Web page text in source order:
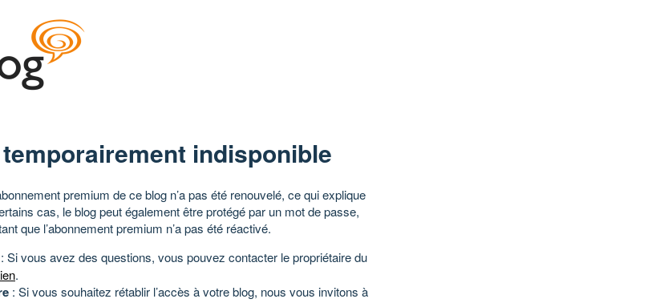
indisponible
premium de ce blog n’a pas été renouvelé, ce qui explique
cas, le blog peut également être protégé par un mot de passe,
que l’abonnement premium n’a pas été réactivé.
: Si vous avez des questions, vous pouvez contacter le propriétaire du
.
: Si vous souhaitez rétablir l’accès à votre blog, nous vous invitons à